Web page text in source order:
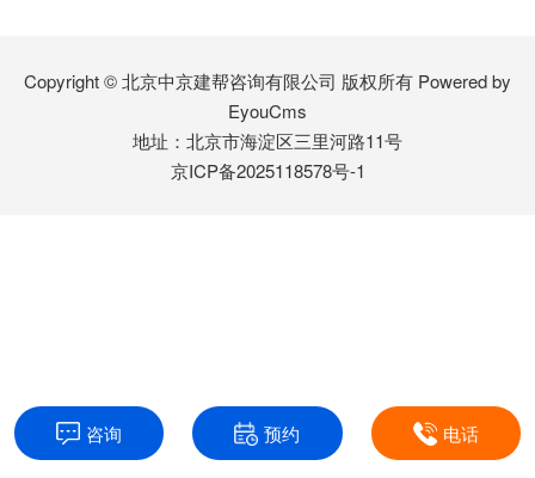
Copyright © 北京中京建帮咨询有限公司 版权所有 Powered by
EyouCms
地址：北京市海淀区三里河路11号
京ICP备2025118578号-1
咨询 预约 电话